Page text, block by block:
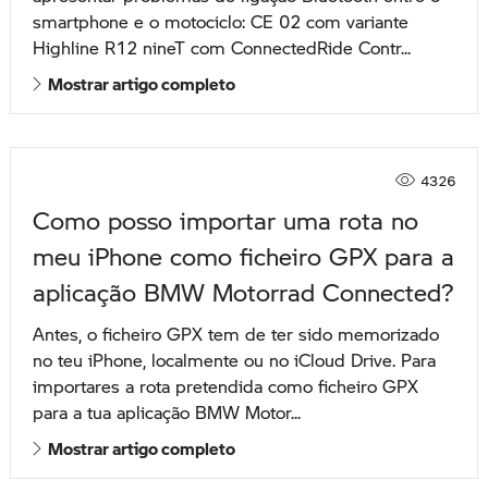
smartphone e o motociclo: CE 02 com variante
Highline R12 nineT com ConnectedRide Contr...
Mostrar artigo completo
4326
Como posso importar uma rota no
meu iPhone como ficheiro GPX para a
aplicação BMW Motorrad Connected?
Antes, o ficheiro GPX tem de ter sido memorizado
no teu iPhone, localmente ou no iCloud Drive. Para
importares a rota pretendida como ficheiro GPX
para a tua aplicação BMW Motor...
Mostrar artigo completo